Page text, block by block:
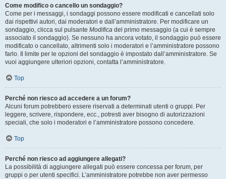
Come modifico o cancello un sondaggio?
Come per i messaggi, i sondaggi possono essere modificati e cancellati solo
dai rispettivi autori, dai moderatori e dall’amministratore. Per modificare un
sondaggio, clicca sul pulsante Modifica del primo messaggio (a cui è sempre
associato il sondaggio). Se nessuno ha ancora votato, il sondaggio può essere
modificato o cancellato, altrimenti solo i moderatori e l’amministratore possono
farlo. Il limite per le opzioni del sondaggio è impostato dall’amministratore. Se
vuoi aggiungere ulteriori opzioni, contatta l’amministratore.
Top
Perché non riesco ad accedere a un forum?
Alcuni forum potrebbero essere riservati a determinati utenti o gruppi. Per
leggere, scrivere, rispondere, ecc., potresti aver bisogno di autorizzazioni
speciali, che solo i moderatori e l’amministratore possono concedere.
Top
Perché non riesco ad aggiungere allegati?
La possibilità di aggiungere allegati può essere concessa per forum, per
gruppi o per utenti specifici. L’amministratore potrebbe non aver permesso